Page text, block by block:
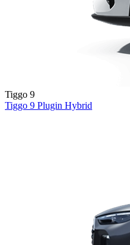
Tiggo 9
Tiggo 9 Plugin Hybrid